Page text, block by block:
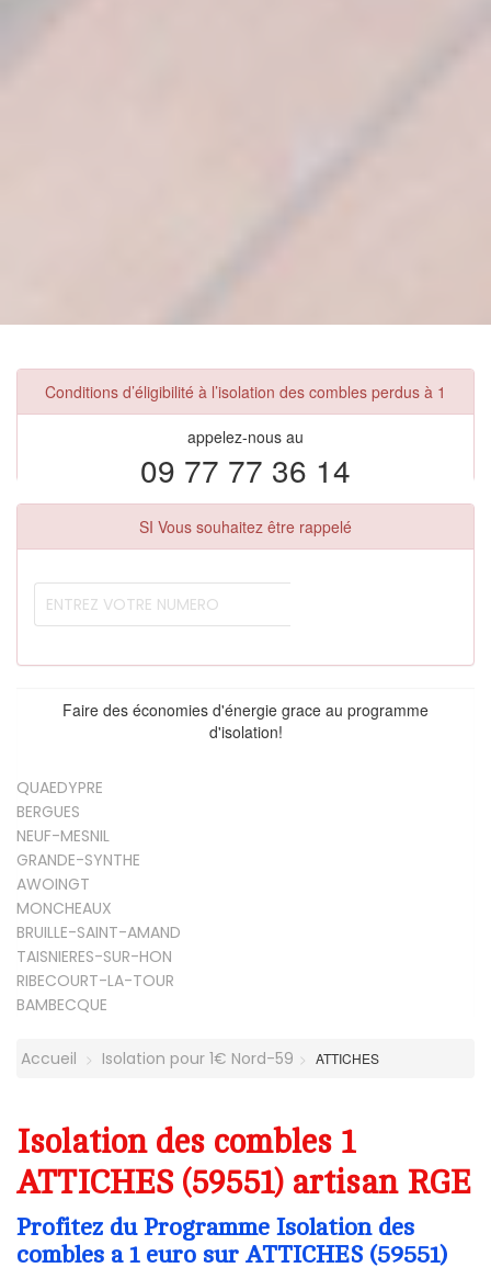
Conditions d’éligibilité à l’isolation des combles perdus à 1
appelez-nous au
09 77 77 36 14
SI Vous souhaitez être rappelé
Faire des économies d'énergie grace au programme
d'isolation!
QUAEDYPRE
BERGUES
NEUF-MESNIL
GRANDE-SYNTHE
AWOINGT
MONCHEAUX
BRUILLE-SAINT-AMAND
TAISNIERES-SUR-HON
RIBECOURT-LA-TOUR
BAMBECQUE
Accueil Isolation pour 1€ Nord-59 ATTICHES
Isolation des combles 1
ATTICHES (59551) artisan RGE
Profitez du Programme Isolation des
combles a 1 euro sur ATTICHES (59551)